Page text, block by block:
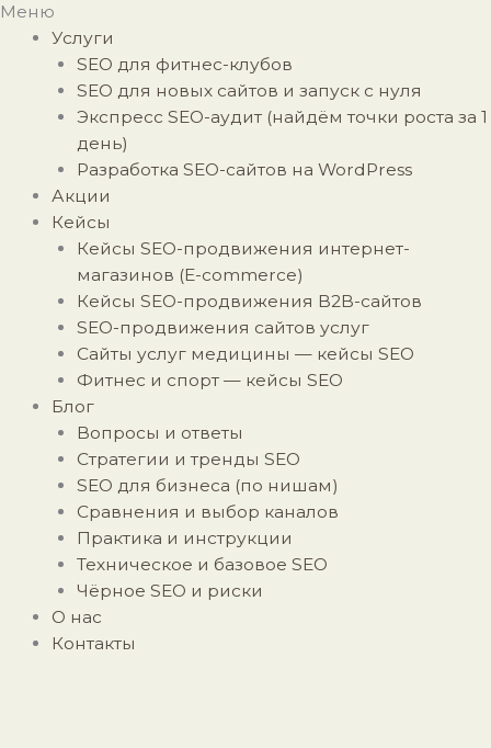
Меню
Услуги
SEO для фитнес-клубов
SEO для новых сайтов и запуск с нуля
Экспресс SEO-аудит (найдём точки роста за 1
день)
Разработка SEO-сайтов на WordPress
Акции
Кейсы
Кейсы SEO-продвижения интернет-
магазинов (E-commerce)
Кейсы SEO-продвижения B2B-сайтов
SEO-продвижения сайтов услуг
Сайты услуг медицины — кейсы SEO
Фитнес и спорт — кейсы SEO
Блог
Вопросы и ответы
Стратегии и тренды SEO
SEO для бизнеса (по нишам)
Сравнения и выбор каналов
Практика и инструкции
Техническое и базовое SEO
Чёрное SEO и риски
О нас
Контакты